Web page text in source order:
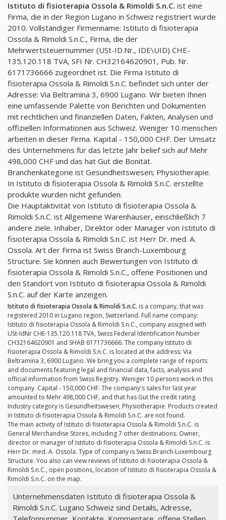
Istituto di fisioterapia Ossola & Rimoldi S.n.C. ist eine
Firma, die in der Region Lugano in Schweiz registriert wurde
2010. Vollständiger Firmenname: Istituto di fisioterapia
Ossola & Rimoldi S.n.C., Firma, die der
Mehrwertsteuernummer (USt-ID.Nr., IDE\UID) CHE-
135.120.118 TVA, SFI Nr. CH32164620901, Pub. Nr.
6171736666 zugeordnet ist. Die Firma Istituto di
fisioterapia Ossola & Rimoldi S.n.C. befindet sich unter der
Adresse: Via Beltramina 3, 6900 Lugano. Wir bieten Ihnen
eine umfassende Palette von Berichten und Dokumenten
mit rechtlichen und finanziellen Daten, Fakten, Analysen und
offiziellen Informationen aus Schweiz. Weniger 10 menschen
arbeiten in dieser Firma. Kapital - 150,000 CHF. Der Umsatz
des Unternehmens für das letzte Jahr belief sich auf Mehr
498,000 CHF und das hat Gut die Bonität.
Branchenkategorie ist Gesundheitswesen; Physiotherapie.
In Istituto di fisioterapia Ossola & Rimoldi S.n.C. erstellte
produkte wurden nicht gefunden.
Die Hauptaktivität von Istituto di fisioterapia Ossola &
Rimoldi S.n.C. ist Allgemeine Warenhäuser, einschließlich 7
andere ziele. Inhaber, Direktor oder Manager von Istituto di
fisioterapia Ossola & Rimoldi S.n.C. ist Herr Dr. med. A.
Ossola. Art der Firma ist Swiss Branch-Luxembourg
Structure. Sie können auch Bewertungen von Istituto di
fisioterapia Ossola & Rimoldi S.n.C., offene Positionen und
den Standort von Istituto di fisioterapia Ossola & Rimoldi
S.n.C. auf der Karte anzeigen.
Istituto di fisioterapia Ossola & Rimoldi S.n.C. is a company, that was
registered 2010 in Lugano region, Switzerland. Full name company:
Istituto di fisioterapia Ossola & Rimoldi S.n.C., company assigned with
USt-IdNr CHE-135.120.118 TVA, Swiss Federal Identification Number
CH32164620901 and SHAB 6171736666. The company Istituto di
fisioterapia Ossola & Rimoldi S.n.C. is located at the address: Via
Beltramina 3, 6900 Lugano. We bring you a complete range of reports
and documents featuring legal and financial data, facts, analysis and
official information from Swiss Registry. Weniger 10 persons work in this
company. Capital - 150,000 CHF. The company's sales for last year
amounted to Mehr 498,000 CHF, and that has Gut the credit rating.
Industry category is Gesundheitswesen; Physiotherapie. Products created
in Istituto di fisioterapia Ossola & Rimoldi S.n.C. are not found.
The main activity of Istituto di fisioterapia Ossola & Rimoldi S.n.C. is
General Merchandise Stores, including 7 other destinations. Owner,
director or manager of Istituto di fisioterapia Ossola & Rimoldi S.n.C. is
Herr Dr. med. A. Ossola. Type of company is Swiss Branch-Luxembourg
Structure. You also can view reviews of Istituto di fisioterapia Ossola &
Rimoldi S.n.C., open positions, location of Istituto di fisioterapia Ossola &
Rimoldi S.n.C. on the map.
Unternehmensdaten Istituto di fisioterapia Ossola &
Rimoldi S.n.C. Lugano Schweiz sind Details, Adresse,